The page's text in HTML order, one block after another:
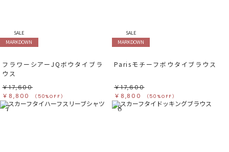
SALE
MARKDOWN
フラワーシアーJQボウタイブラ
ウス
￥17,600
￥8,800
（50%OFF）
SALE
MARKDOWN
Parisモチーフボウタイブラウス
￥17,600
￥8,800
（50%OFF）
7 8